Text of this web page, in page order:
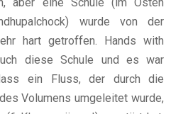
wurde von der
hart getroffen. Hands with
diese Schule und es war
ein Fluss, der durch die
Volumens umgeleitet wurde,